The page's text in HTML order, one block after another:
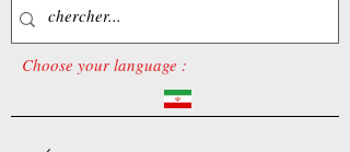
Choose your language :